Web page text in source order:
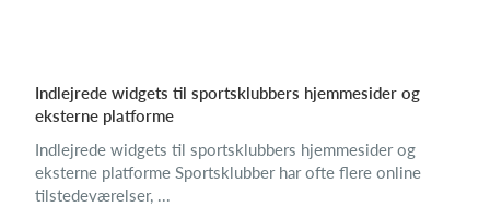
Indlejrede widgets til sportsklubbers hjemmesider og
eksterne platforme
Indlejrede widgets til sportsklubbers hjemmesider og
eksterne platforme Sportsklubber har ofte flere online
tilstedeværelser, ...